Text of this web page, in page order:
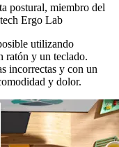
postural, miembro del
Ergo Lab
utilizando
ratón y un teclado.
incorrectas y con un
y dolor.